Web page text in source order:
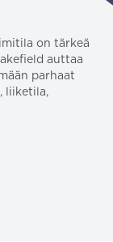
on tärkeä
auttaa
parhaat
liiketila,